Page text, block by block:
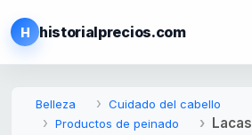
H historialprecios.com
Belleza
Cuidado del cabello
Productos de peinado
Lacas